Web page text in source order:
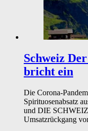
Schweiz
bricht ein
Die Corona-
Spirituosenabsatz
und DIE
Umsatzrückgang